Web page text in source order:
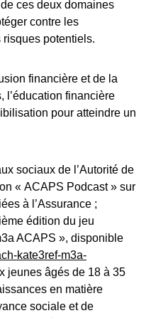
ces deux domaines
contre les
potentiels.
financière et de la
l’éducation financière
pour atteindre un
sociaux de l’Autorité de
« ACAPS Podcast » sur
à l’Assurance ;
édition du jeu
ACAPS », disponible
kate3ref-m3a-
jeunes âgés de 18 à 35
en matière
sociale et de